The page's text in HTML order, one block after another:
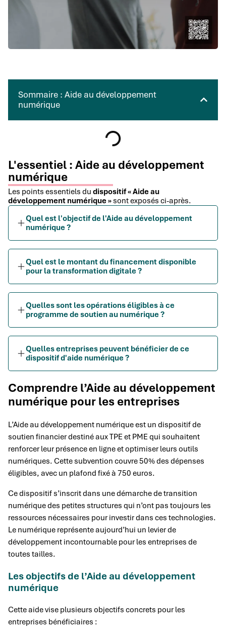
Sommaire : Aide au développement
numérique
L'essentiel : Aide au développement
numérique
Les points essentiels du dispositif « Aide au
développement numérique » sont exposés ci-après.
Quel est l'objectif de l'Aide au développement
numérique ?
Quel est le montant du financement disponible
pour la transformation digitale ?
Quelles sont les opérations éligibles à ce
programme de soutien au numérique ?
Quelles entreprises peuvent bénéficier de ce
dispositif d'aide numérique ?
Comprendre l’Aide au développement
numérique pour les entreprises
L’Aide au développement numérique est un dispositif de
soutien financier destiné aux TPE et PME qui souhaitent
renforcer leur présence en ligne et optimiser leurs outils
numériques. Cette subvention couvre 50% des dépenses
éligibles, avec un plafond fixé à 750 euros.
Ce dispositif s’inscrit dans une démarche de transition
numérique des petites structures qui n’ont pas toujours les
ressources nécessaires pour investir dans ces technologies.
Le numérique représente aujourd’hui un levier de
développement incontournable pour les entreprises de
toutes tailles.
Les objectifs de l’Aide au développement
numérique
Cette aide vise plusieurs objectifs concrets pour les
entreprises bénéficiaires :